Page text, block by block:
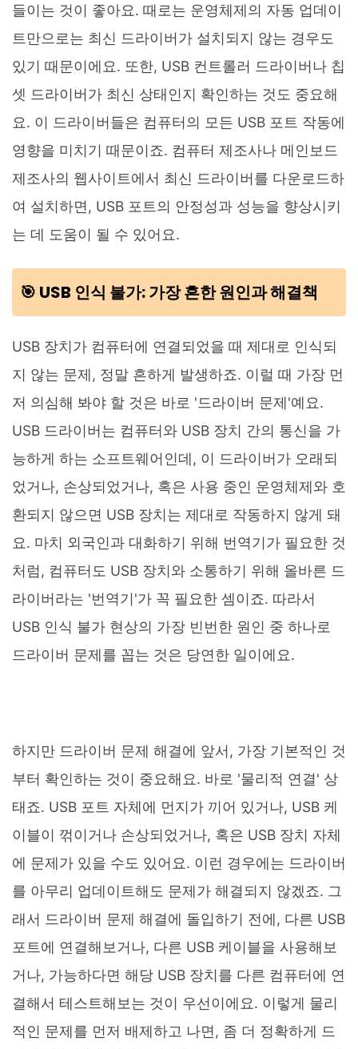
들이는 것이 좋아요. 때로는 운영체제의 자동 업데이
트만으로는 최신 드라이버가 설치되지 않는 경우도
있기 때문이에요. 또한, USB 컨트롤러 드라이버나 칩
셋 드라이버가 최신 상태인지 확인하는 것도 중요해
요. 이 드라이버들은 컴퓨터의 모든 USB 포트 작동에
영향을 미치기 때문이죠. 컴퓨터 제조사나 메인보드
제조사의 웹사이트에서 최신 드라이버를 다운로드하
여 설치하면, USB 포트의 안정성과 성능을 향상시키
는 데 도움이 될 수 있어요.
🎯 USB 인식 불가: 가장 흔한 원인과 해결책
USB 장치가 컴퓨터에 연결되었을 때 제대로 인식되
지 않는 문제, 정말 흔하게 발생하죠. 이럴 때 가장 먼
저 의심해 봐야 할 것은 바로 '드라이버 문제'예요.
USB 드라이버는 컴퓨터와 USB 장치 간의 통신을 가
능하게 하는 소프트웨어인데, 이 드라이버가 오래되
었거나, 손상되었거나, 혹은 사용 중인 운영체제와 호
환되지 않으면 USB 장치는 제대로 작동하지 않게 돼
요. 마치 외국인과 대화하기 위해 번역기가 필요한 것
처럼, 컴퓨터도 USB 장치와 소통하기 위해 올바른 드
라이버라는 '번역기'가 꼭 필요한 셈이죠. 따라서
USB 인식 불가 현상의 가장 빈번한 원인 중 하나로
드라이버 문제를 꼽는 것은 당연한 일이에요.
하지만 드라이버 문제 해결에 앞서, 가장 기본적인 것
부터 확인하는 것이 중요해요. 바로 '물리적 연결' 상
태죠. USB 포트 자체에 먼지가 끼어 있거나, USB 케
이블이 꺾이거나 손상되었거나, 혹은 USB 장치 자체
에 문제가 있을 수도 있어요. 이런 경우에는 드라이버
를 아무리 업데이트해도 문제가 해결되지 않겠죠. 그
래서 드라이버 문제 해결에 돌입하기 전에, 다른 USB
포트에 연결해보거나, 다른 USB 케이블을 사용해보
거나, 가능하다면 해당 USB 장치를 다른 컴퓨터에 연
결해서 테스트해보는 것이 우선이에요. 이렇게 물리
적인 문제를 먼저 배제하고 나면, 좀 더 정확하게 드